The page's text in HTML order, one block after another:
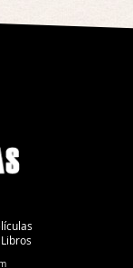
Libros